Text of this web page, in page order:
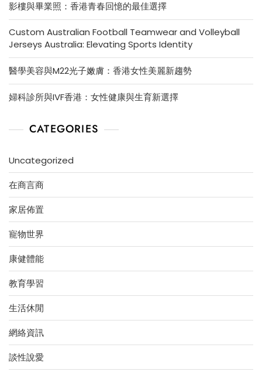
影樓與畢業照：香港青春回憶的最佳選擇
Custom Australian Football Teamwear and Volleyball
Jerseys Australia: Elevating Sports Identity
醫學美容與M22光子嫩膚：香港女性美麗新趨勢
婦科診所與IVF香港：女性健康與生育新選擇
CATEGORIES
Uncategorized
在商言商
家居佈置
寵物世界
康健體能
教育學習
生活休閒
網絡資訊
談性說愛